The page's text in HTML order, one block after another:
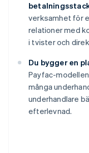
verksamhet för
relationer med
i tvister och
Du bygger en
Payfac-
många
underhandlare
efterlevnad.